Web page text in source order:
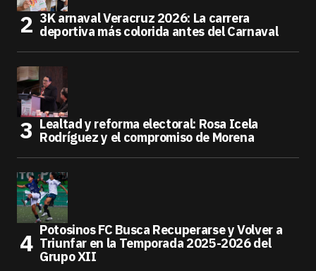
3K arnaval Veracruz 2026: La carrera
deportiva más colorida antes del Carnaval
Lealtad y reforma electoral: Rosa Icela
Rodríguez y el compromiso de Morena
Potosinos FC Busca Recuperarse y Volver a
Triunfar en la Temporada 2025-2026 del
Grupo XII